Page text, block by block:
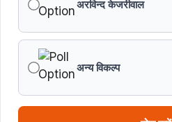
अरविन्द केजरीवाल
अन्य विकल्प